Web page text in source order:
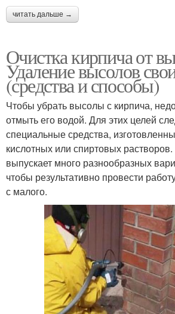
читать дальше →
Очистка кирпича от
Удаление высолов
(средства и способы)
Чтобы убрать высолы с кирпича,
отмыть его водой. Для этих целей
специальные средства,
кислотных или спиртовых
выпускает много разнообразных
чтобы результативно провести
с малого.